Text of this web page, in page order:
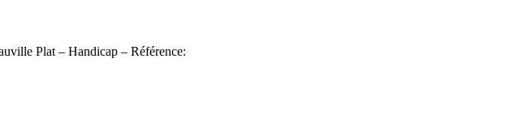
Plat – Handicap – Référence: